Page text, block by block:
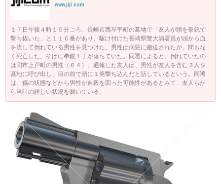
www.jiji.com
１７日午後４時１５分ごろ、長崎市西琴平町の墓地で「友人が頭を拳銃で
撃ち抜いた」と１１０番があり、駆け付けた長崎県警大浦署員が頭から血
を流して倒れている男性を見つけた。男性は病院に搬送されたが、間もな
く死亡した。そばに拳銃１丁が落ちていた。同署によると、倒れていたの
は同市上戸町の男性（６４）。通報した友人は、男性が友人を含む３人を
墓地に呼び出し、目の前で頭に１発撃ち込んだと話しているという。同署
は、傷の状態などから男性が自殺を図った可能性があるとみて、友人らか
ら当時の詳しい状況を聞いている。